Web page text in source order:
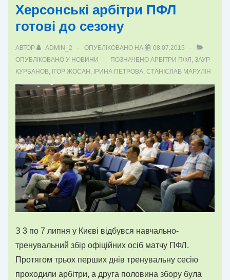
Херсонські арбітри ПФЛ
готові до сезону
АВТОР ADMIN_2 ОПУБЛІКОВАНО НА
08.07.2015
ОПУБЛІКОВАНО У НОВИНИ ПОЗНАЧЕНО АРБІТРИ ПФЛ , ЗАУР
КУРБАНОВ, ІГОР ЖОСАН , ІРИНА ПЕТРОВА, СТАНІСЛАВ МАРУЛІН
З 3 по 7 липня у Києві відбувся навчально-
тренувальний збір офіційних осіб матчу ПФЛ.
Протягом трьох перших днів тренувальну сесію
проходили арбітри, а друга половина збору була